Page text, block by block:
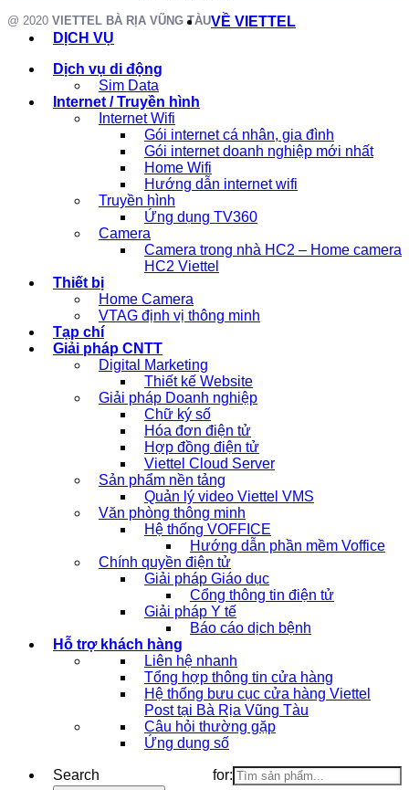
@ 2020 VIETTEL BÀ RỊA VŨNG TÀUVỀ VIETTEL
DỊCH VỤ
Dịch vụ di động
Sim Data
Internet / Truyền hình
Internet Wifi
Gói internet cá nhân, gia đình
Gói internet doanh nghiệp mới nhất
Home Wifi
Hướng dẫn internet wifi
Truyền hình
Ứng dụng TV360
Camera
Camera trong nhà HC2 – Home camera
HC2 Viettel
Thiết bị
Home Camera
VTAG định vị thông minh
Tạp chí
Giải pháp CNTT
Digital Marketing
Thiết kế Website
Giải pháp Doanh nghiệp
Chữ ký số
Hóa đơn điện tử
Hợp đồng điện tử
Viettel Cloud Server
Sản phẩm nền tảng
Quản lý video Viettel VMS
Văn phòng thông minh
Hệ thống VOFFICE
Hướng dẫn phần mềm Voffice
Chính quyền điện tử
Giải pháp Giáo dục
Cổng thông tin điện tử
Giải pháp Y tế
Báo cáo dịch bệnh
Hỗ trợ khách hàng
Liên hệ nhanh
Tổng hợp thông tin cửa hàng
Hệ thống bưu cục cửa hàng Viettel
Post tại Bà Rịa Vũng Tàu
Câu hỏi thường gặp
Ứng dụng số
Search for: